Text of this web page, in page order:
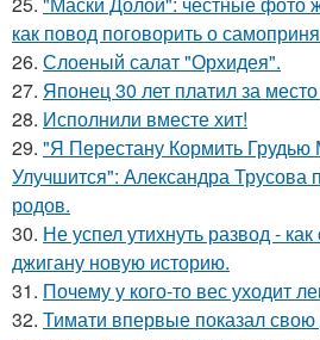
как повод поговорить о
26. Слоеный салат "Орхидея".
27. Японец 30 лет платил за
28. Исполнили вместе хит!
29. "Я Перестану Кормить
Улучшится": Александра Трусова
родов.
30. Не успел утихнуть развод -
джигану новую историю.
31. Почему у кого-то вес уходит
32. Тимати впервые показал